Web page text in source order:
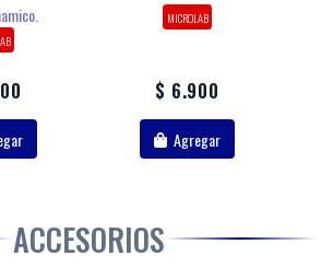
MICROLAB
$ 6.900
Agregar
ACCESORIOS